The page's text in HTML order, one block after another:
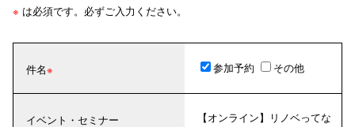
※ は必須です。必ずご入力ください。
件名 参加予約 その他
イベント・セミナー
【オンライン】リノベってな